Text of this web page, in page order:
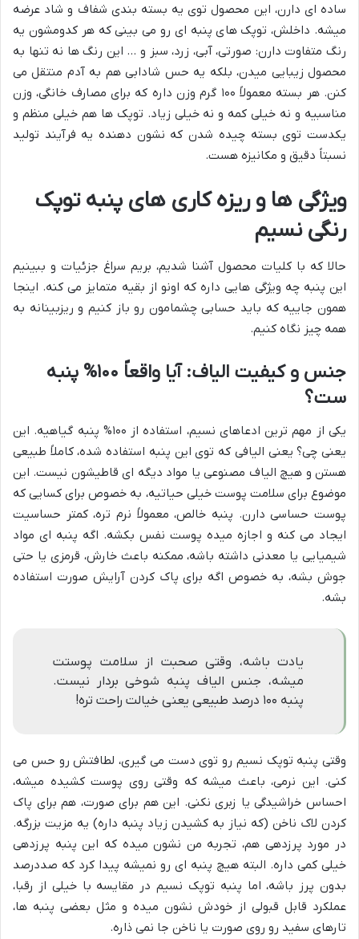
ساده ای دارن، این محصول توی یه بسته بندی شفاف و شاد عرضه
میشه. داخلش، توپک های پنبه ای رو می بینی که هر کدومشون یه
رنگ متفاوت دارن: صورتی، آبی، زرد، سبز و … این رنگ ها نه تنها به
محصول زیبایی میدن، بلکه یه حس شادابی هم به آدم منتقل می
کنن. هر بسته معمولاً ۱۰۰ گرم وزن داره که برای مصارف خانگی، وزن
مناسبیه و نه خیلی کمه و نه خیلی زیاد. توپک ها هم خیلی منظم و
یکدست توی بسته چیده شدن که نشون دهنده یه فرآیند تولید
نسبتاً دقیق و مکانیزه هست.
ویژگی ها و ریزه کاری های پنبه توپک
رنگی نسیم
حالا که با کلیات محصول آشنا شدیم، بریم سراغ جزئیات و ببینیم
این پنبه چه ویژگی هایی داره که اونو از بقیه متمایز می کنه. اینجا
همون جاییه که باید حسابی چشمامون رو باز کنیم و ریزبینانه به
همه چیز نگاه کنیم.
جنس و کیفیت الیاف: آیا واقعاً ۱۰۰% پنبه
ست؟
یکی از مهم ترین ادعاهای نسیم، استفاده از ۱۰۰% پنبه گیاهیه. این
یعنی چی؟ یعنی الیافی که توی این پنبه استفاده شده، کاملاً طبیعی
هستن و هیچ الیاف مصنوعی یا مواد دیگه ای قاطیشون نیست. این
موضوع برای سلامت پوست خیلی حیاتیه، به خصوص برای کسایی که
پوست حساسی دارن. پنبه خالص، معمولاً نرم تره، کمتر حساسیت
ایجاد می کنه و اجازه میده پوست نفس بکشه. اگه پنبه ای مواد
شیمیایی یا معدنی داشته باشه، ممکنه باعث خارش، قرمزی یا حتی
جوش بشه، به خصوص اگه برای پاک کردن آرایش صورت استفاده
بشه.
یادت باشه، وقتی صحبت از سلامت پوستت
میشه، جنس الیاف پنبه شوخی بردار نیست.
پنبه ۱۰۰ درصد طبیعی یعنی خیالت راحت تره!
وقتی پنبه توپک نسیم رو توی دست می گیری، لطافتش رو حس می
کنی. این نرمی، باعث میشه که وقتی روی پوست کشیده میشه،
احساس خراشیدگی یا زبری نکنی. این هم برای صورت، هم برای پاک
کردن لاک ناخن (که نیاز به کشیدن زیاد پنبه داره) یه مزیت بزرگه.
در مورد پرزدهی هم، تجربه من نشون میده که این پنبه پرزدهی
خیلی کمی داره. البته هیچ پنبه ای رو نمیشه پیدا کرد که صددرصد
بدون پرز باشه، اما پنبه توپک نسیم در مقایسه با خیلی از رقبا،
عملکرد قابل قبولی از خودش نشون میده و مثل بعضی پنبه ها،
تارهای سفید رو روی صورت یا ناخن جا نمی ذاره.